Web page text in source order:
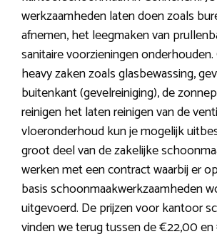
werkzaamheden laten doen zoals
afnemen, het leegmaken van
sanitaire voorzieningen
heavy zaken zoals glasbewassing,
buitenkant (gevelreiniging), de
reinigen het laten reinigen van de
vloeronderhoud kun je mogelijk
groot deel van de zakelijke
werken met een contract waarbij er
basis schoonmaakwerkzaamheden
uitgevoerd. De prijzen voor kantoor
vinden we terug tussen de €22,00